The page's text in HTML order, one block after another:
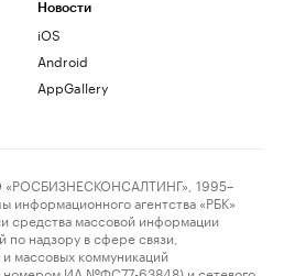
Новости
iOS
Android
AppGallery
1995–
агентства «РБК»
средства массовой информации
надзору в сфере связи,
массовых коммуникаций